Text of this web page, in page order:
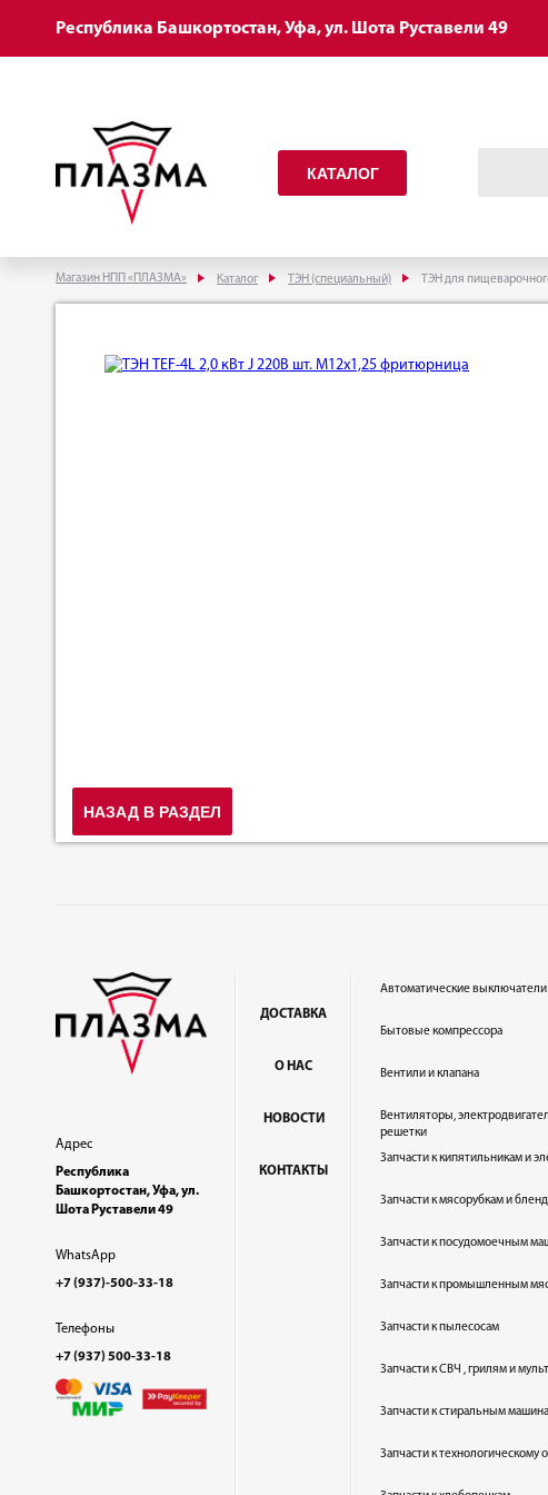
Республика Башкортостан, Уфа, ул. Шота Руставели 49
КАТАЛОГ
Магазин НПП «ПЛАЗМА» Каталог ТЭН (специальный) ТЭН для
НАЗАД В РАЗДЕЛ
Адрес
Республика
Башкортостан, Уфа, ул.
Шота Руставели 49
WhatsApp
+7 (937)-500-33-18
Телефоны
+7 (937) 500-33-18
ДОСТАВКА
О НАС
НОВОСТИ
КОНТАКТЫ
Автоматические
Бытовые компрессора
Вентили и клапана
Вентиляторы,
решетки
Запчасти к кипятильникам и
Запчасти к мясорубкам и
Запчасти к посудомоечным
Запчасти к промышленным
Запчасти к пылесосам
Запчасти к СВЧ , грилям и
Запчасти к стиральным
Запчасти к технологическому